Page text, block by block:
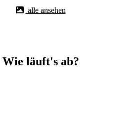
alle ansehen
Wie läuft's ab?